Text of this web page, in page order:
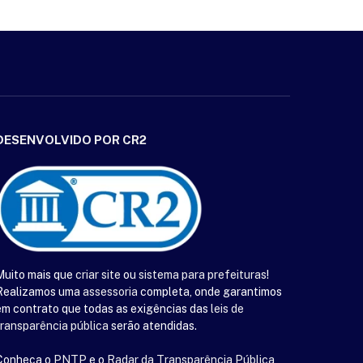
POR CR2
mais que criar site ou sistema para prefeituras!
uma assessoria completa, onde garantimos
contrato que todas as exigências das leis de
pública serão atendidas.
o PNTP e o Radar da Transparência Pública